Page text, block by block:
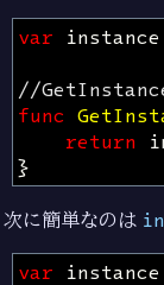
var instance
//
func
return
}
次に簡単なのは
var instance